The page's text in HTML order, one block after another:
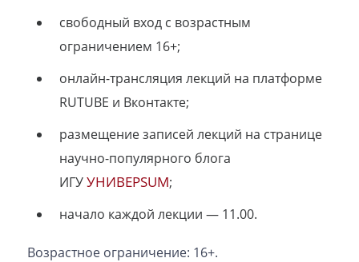
свободный вход с возрастным
ограничением 16+;
онлайн-трансляция лекций на платформе
RUTUBE и Вконтакте;
размещение записей лекций на странице
научно-популярного блога
ИГУУНИВЕРSUM;
начало каждой лекции — 11.00.
Возрастное ограничение: 16+.